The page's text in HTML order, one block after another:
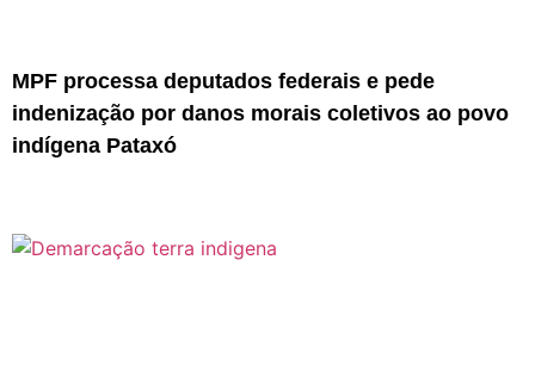
MPF processa deputados federais e pede
indenização por danos morais coletivos ao povo
indígena Pataxó